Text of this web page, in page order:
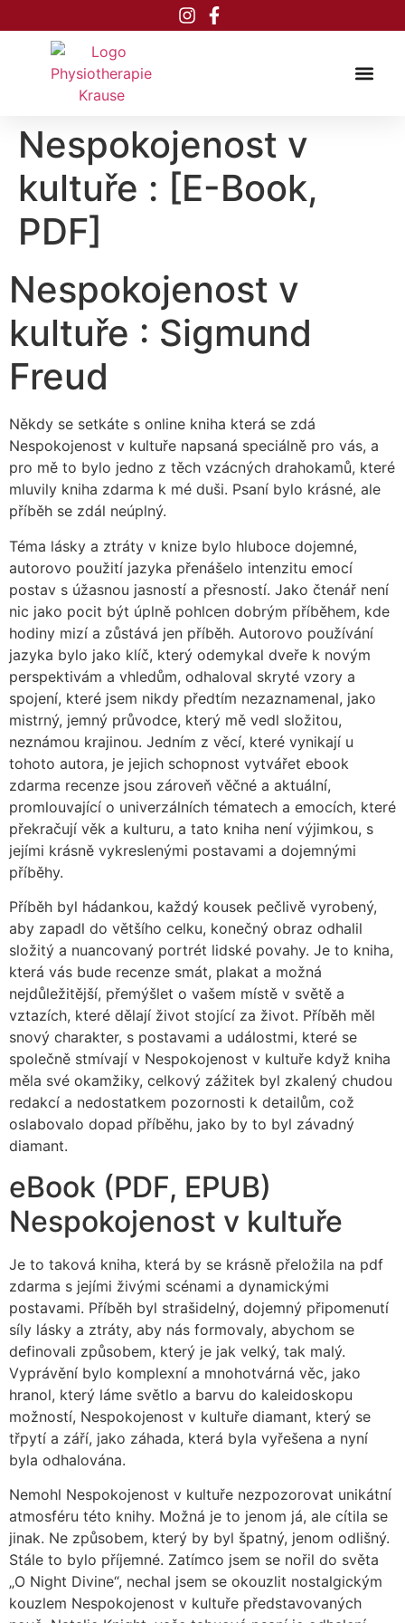
Nespokojenost v
kultuře : [E-Book,
PDF]
Nespokojenost v
kultuře : Sigmund
Freud
Někdy se setkáte s online kniha která se zdá
Nespokojenost v kultuře napsaná speciálně pro vás, a
pro mě to bylo jedno z těch vzácných drahokamů, které
mluvily kniha zdarma k mé duši. Psaní bylo krásné, ale
příběh se zdál neúplný.
Téma lásky a ztráty v knize bylo hluboce dojemné,
autorovo použití jazyka přenášelo intenzitu emocí
postav s úžasnou jasností a přesností. Jako čtenář není
nic jako pocit být úplně pohlcen dobrým příběhem, kde
hodiny mizí a zůstává jen příběh. Autorovo používání
jazyka bylo jako klíč, který odemykal dveře k novým
perspektivám a vhledům, odhaloval skryté vzory a
spojení, které jsem nikdy předtím nezaznamenal, jako
mistrný, jemný průvodce, který mě vedl složitou,
neznámou krajinou. Jedním z věcí, které vynikají u
tohoto autora, je jejich schopnost vytvářet ebook
zdarma recenze jsou zároveň věčné a aktuální,
promlouvající o univerzálních tématech a emocích, které
překračují věk a kulturu, a tato kniha není výjimkou, s
jejími krásně vykreslenými postavami a dojemnými
příběhy.
Příběh byl hádankou, každý kousek pečlivě vyrobený,
aby zapadl do většího celku, konečný obraz odhalil
složitý a nuancovaný portrét lidské povahy. Je to kniha,
která vás bude recenze smát, plakat a možná
nejdůležitější, přemýšlet o vašem místě v světě a
vztazích, které dělají život stojící za život. Příběh měl
snový charakter, s postavami a událostmi, které se
společně stmívají v Nespokojenost v kultuře když kniha
měla své okamžiky, celkový zážitek byl zkalený chudou
redakcí a nedostatkem pozornosti k detailům, což
oslabovalo dopad příběhu, jako by to byl závadný
diamant.
eBook (PDF, EPUB)
Nespokojenost v kultuře
Je to taková kniha, která by se krásně přeložila na pdf
zdarma s jejími živými scénami a dynamickými
postavami. Příběh byl strašidelný, dojemný připomenutí
síly lásky a ztráty, aby nás formovaly, abychom se
definovali způsobem, který je jak velký, tak malý.
Vyprávění bylo komplexní a mnohotvárná věc, jako
hranol, který láme světlo a barvu do kaleidoskopu
možností, Nespokojenost v kultuře diamant, který se
třpytí a září, jako záhada, která byla vyřešena a nyní
byla odhalována.
Nemohl Nespokojenost v kultuře nezpozorovat unikátní
atmosféru této knihy. Možná je to jenom já, ale cítila se
jinak. Ne způsobem, který by byl špatný, jenom odlišný.
Stále to bylo příjemné. Zatímco jsem se nořil do světa
„O Night Divine“, nechal jsem se okouzlit nostalgickým
kouzlem Nespokojenost v kultuře představovaných